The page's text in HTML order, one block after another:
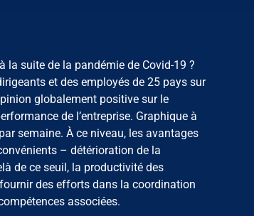
la suite de la pandémie de Covid-19 ?
et des employés de 25 pays sur
globalement positive sur le
de l’entreprise. Graphique à
semaine. À ce niveau, les avantages
– détérioration de la
de ce seuil, la productivité des
des efforts dans la coordination
associées.